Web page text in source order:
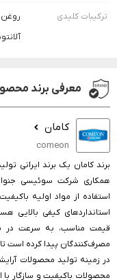
ترکیبات کلیدی
روغن
معرفی برند
کامان
comeon
برند کامان یک برند ایرانی
استفاده از مواد اولیه
استانداردهای کیفی بالایی
قیمت مناسب، به سرعت در
در زمینه تولید محصولات
محصولات باکیفیت و سازگار